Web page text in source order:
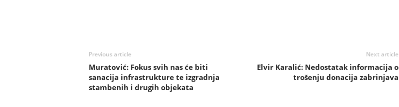
Previous article
Muratović: Fokus svih nas će biti
sanacija infrastrukture te izgradnja
stambenih i drugih objekata
Next article
Elvir Karalić: Nedostatak informacija o
trošenju donacija zabrinjava